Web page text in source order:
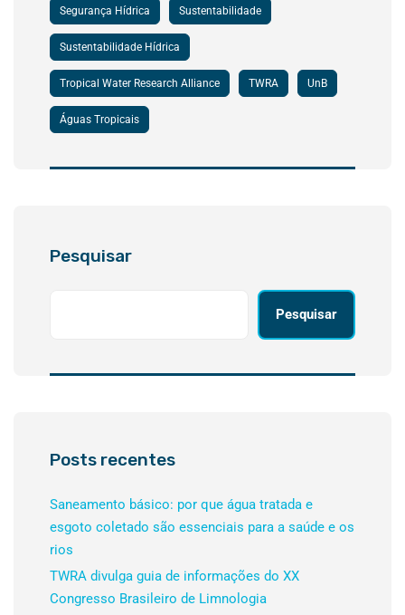
Segurança Hídrica Sustentabilidade
Sustentabilidade Hídrica
Tropical Water Research Alliance TWRA UnB
Águas Tropicais
Pesquisar
Pesquisar
Posts recentes
Saneamento básico: por que água tratada e
esgoto coletado são essenciais para a saúde e os
rios
TWRA divulga guia de informações do XX
Congresso Brasileiro de Limnologia